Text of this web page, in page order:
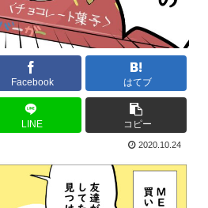
Facebook はてブ
LINE コピー
2020.10.24